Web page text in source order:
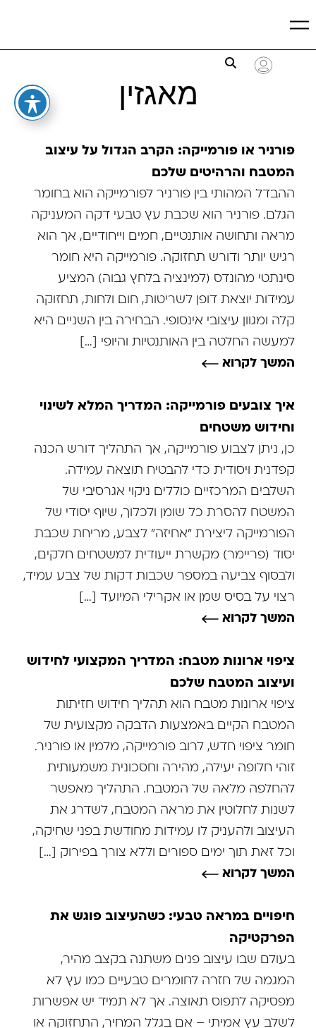
מאגזין
פורניר או פורמייקה: הקרב הגדול על עיצוב
המטבח והרהיטים שלכם
ההבדל המהותי בין פורניר לפורמייקה הוא בחומר
הגלם. פורניר הוא שכבת עץ טבעי דקה המעניקה
מראה ותחושה אותנטיים, חמים וייחודיים, אך הוא
רגיש יותר ודורש תחזוקה. פורמייקה היא חומר
סינתטי מהונדס (למינציה בלחץ גבוה) המציע
עמידות יוצאת דופן לשריטות, חום ולחות, תחזוקה
קלה ומגוון עיצובי אינסופי. הבחירה בין השניים היא
למעשה החלטה בין האותנטיות והיופי […]
המשך לקרוא
איך צובעים פורמייקה: המדריך המלא לשינוי
וחידוש משטחים
כן, ניתן לצבוע פורמייקה, אך התהליך דורש הכנה
קפדנית ויסודית כדי להבטיח תוצאה עמידה.
השלבים המרכזיים כוללים ניקוי אגרסיבי של
המשטח להסרת כל שומן ולכלוך, שיוף יסודי של
הפורמייקה ליצירת "אחיזה" לצבע, מריחת שכבת
יסוד (פריימר) מקשרת ייעודית למשטחים חלקים,
ולבסוף צביעה במספר שכבות דקות של צבע עמיד,
רצוי על בסיס שמן או אקרילי המיועד […]
המשך לקרוא
ציפוי ארונות מטבח: המדריך המקצועי לחידוש
ועיצוב המטבח שלכם
ציפוי ארונות מטבח הוא תהליך חידוש חזיתות
המטבח הקיים באמצעות הדבקה מקצועית של
חומר ציפוי חדש, לרוב פורמייקה, מלמין או פורניר.
זוהי חלופה יעילה, מהירה וחסכונית משמעותית
להחלפה מלאה של המטבח. התהליך מאפשר
לשנות לחלוטין את מראה המטבח, לשדרג את
העיצוב ולהעניק לו עמידות מחודשת בפני שחיקה,
וכל זאת תוך ימים ספורים וללא צורך בפירוק […]
המשך לקרוא
חיפויים במראה טבעי: כשהעיצוב פוגש את
הפרקטיקה
בעולם שבו עיצוב פנים משתנה בקצב מהיר,
המגמה של חזרה לחומרים טבעיים כמו עץ לא
מפסיקה לתפוס תאוצה. אך לא תמיד יש אפשרות
לשלב עץ אמיתי – אם בגלל המחיר, התחזוקה או